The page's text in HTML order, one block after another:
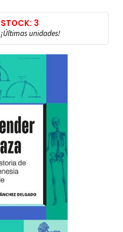
STOCK: 3
¡Últimas unidades!